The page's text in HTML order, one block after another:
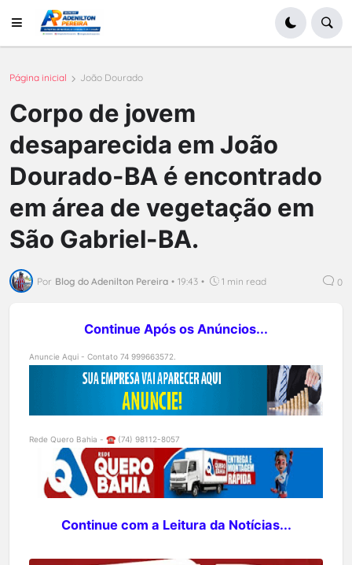
Página inicial João Dourado
Corpo de jovem
desaparecida em João
Dourado-BA é encontrado
em área de vegetação em
São Gabriel-BA.
Por Blog do Adenilton Pereira • 19:43 • 1 min read 0
Continue Após os Anúncios...
Anuncie Aqui - Contato 74 999663572.
Rede Quero Bahia - ☎️ (74) 98112-8057
Continue com a Leitura da Notícias...